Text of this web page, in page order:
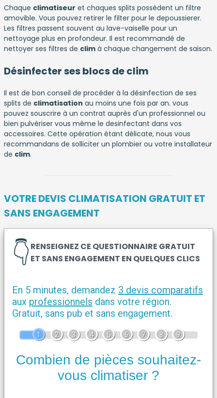
Chaque climatiseur et chaques splits possèdent un filtre
amovible. Vous pouvez retirer le filter pour le depoussierer.
Les filtres passent souvent au lave-vaiselle pour un
nettoyage plus en profondeur. Il est recommandé de
nettoyer ses filtres de clim à chaque changement de saison.
Désinfecter ses blocs de clim
Il est de bon conseil de procéder à la désinfection de ses
splits de climatisation au moins une fois par an. vous
pouvez souscrire à un contrat auprès d'un professionnel ou
bien pulvériser vous même le desinfectant dans vos
accessoires. Cette opération étant délicate, nous vous
recommandans de solliciter un plombier ou votre installateur
de clim.
VOTRE DEVIS CLIMATISATION GRATUIT ET
SANS ENGAGEMENT
RENSEIGNEZ CE QUESTIONNAIRE GRATUIT
ET SANS ENGAGEMENT EN QUELQUES CLICS
👇
En 5 minutes, demandez 3 devis comparatifs
aux professionnels dans votre région.
Gratuit, sans pub et sans engagement.
1 2 3 4 5 6 7 8 9
Combien de pièces souhaitez-
vous climatiser ?